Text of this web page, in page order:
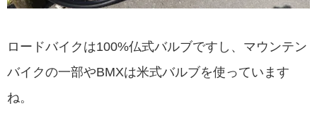
ロードバイクは100%仏式バルブですし、マウンテン
バイクの一部やBMXは米式バルブを使っています
ね。